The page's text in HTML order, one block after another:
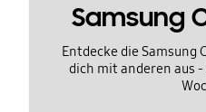
Samsung
Entdecke die Samsung
dich mit anderen aus -